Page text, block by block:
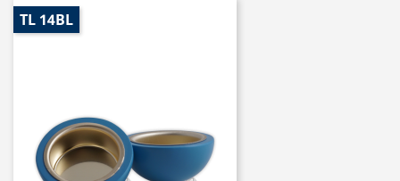
TL 14BL